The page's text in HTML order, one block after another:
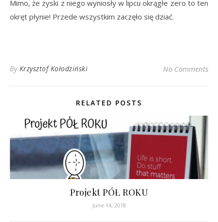
Mimo, że zyski z niego wyniosły w lipcu okrągłe zero to ten
okręt płynie! Przede wszystkim zaczęło się dziać.
By Krzysztof Kołodziński No Comments
RELATED POSTS
Projekt PÓŁ ROKU
June 14, 2018